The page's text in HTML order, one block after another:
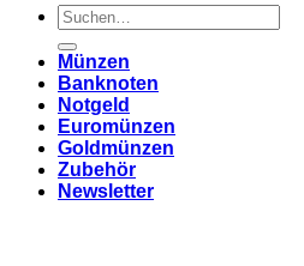
Suchen
nach:
Münzen
Banknoten
Notgeld
Euromünzen
Goldmünzen
Zubehör
Newsletter